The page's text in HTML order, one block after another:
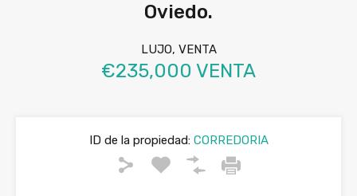
Oviedo.
LUJO, VENTA
€235,000 VENTA
ID de la propiedad:CORREDORIA